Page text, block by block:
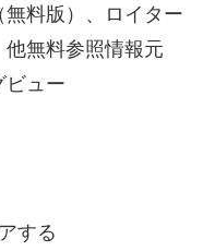
料版）、ロイター
他無料参照情報元
ュー
する